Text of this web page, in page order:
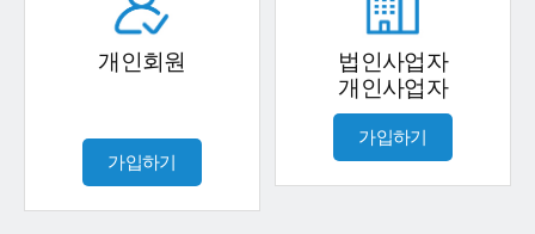
개인회원
가입하기
법인사업자
개인사업자
가입하기